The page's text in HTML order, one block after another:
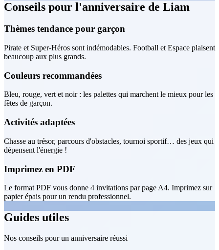
Conseils pour l'anniversaire de Liam
Thèmes tendance pour garçon
Pirate et Super-Héros sont indémodables. Football et Espace plaisent
beaucoup aux plus grands.
Couleurs recommandées
Bleu, rouge, vert et noir : les palettes qui marchent le mieux pour les
fêtes de garçon.
Activités adaptées
Chasse au trésor, parcours d'obstacles, tournoi sportif… des jeux qui
dépensent l'énergie !
Imprimez en PDF
Le format PDF vous donne 4 invitations par page A4. Imprimez sur
papier épais pour un rendu professionnel.
Guides utiles
Nos conseils pour un anniversaire réussi